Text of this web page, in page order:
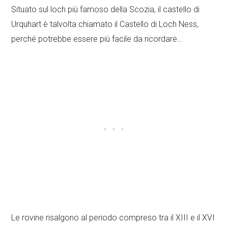
Situato sul loch più famoso della Scozia, il castello di
Urquhart è talvolta chiamato il Castello di Loch Ness,
perché potrebbe essere più facile da ricordare…
Le rovine risalgono al periodo compreso tra il XIII e il XVI